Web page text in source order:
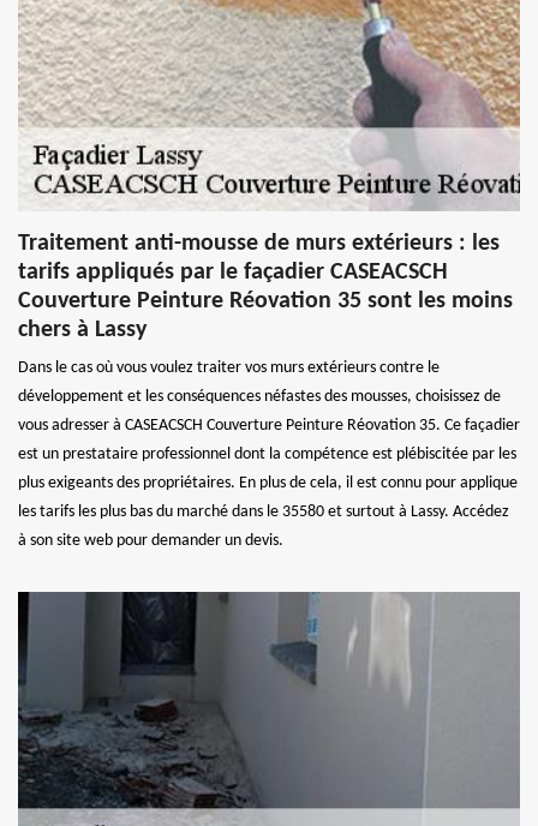
Traitement anti-mousse de murs extérieurs : les
tarifs appliqués par le façadier CASEACSCH
Couverture Peinture Réovation 35 sont les moins
chers à Lassy
Dans le cas où vous voulez traiter vos murs extérieurs contre le
développement et les conséquences néfastes des mousses, choisissez de
vous adresser à CASEACSCH Couverture Peinture Réovation 35. Ce façadier
est un prestataire professionnel dont la compétence est plébiscitée par les
plus exigeants des propriétaires. En plus de cela, il est connu pour applique
les tarifs les plus bas du marché dans le 35580 et surtout à Lassy. Accédez
à son site web pour demander un devis.